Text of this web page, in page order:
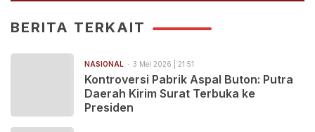
BERITA TERKAIT
NASIONAL 3 Mei 2026 | 21:51
Kontroversi Pabrik Aspal Buton: Putra
Daerah Kirim Surat Terbuka ke
Presiden